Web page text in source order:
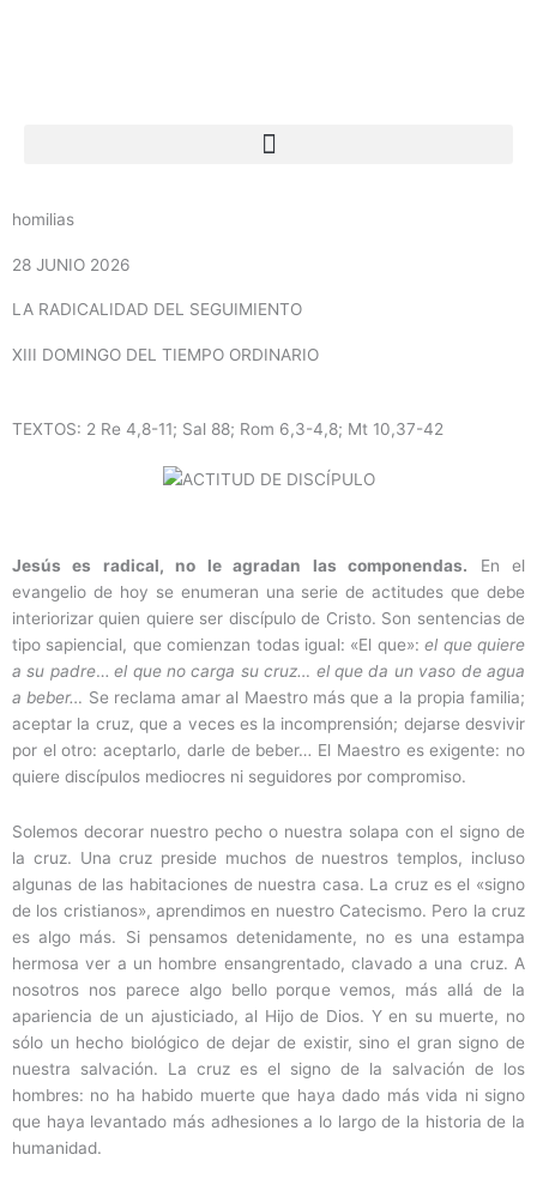
homilias
28 JUNIO 2026
LA RADICALIDAD DEL SEGUIMIENTO
XIII DOMINGO DEL TIEMPO ORDINARIO
TEXTOS: 2 Re 4,8-11; Sal 88; Rom 6,3-4,8; Mt 10,37-42
Jesús es radical, no le agradan las componendas. En el
evangelio de hoy se enumeran una serie de actitudes que debe
interiorizar quien quiere ser discípulo de Cristo. Son sentencias de
tipo sapiencial, que comienzan todas igual: «El que»:el que quiere
a su padre…el que no carga su cruz… el que da un vaso de agua
a beber… Se reclama amar al Maestro más que a la propia familia;
aceptar la cruz, que a veces es la incomprensión; dejarse desvivir
por el otro: aceptarlo, darle de beber… El Maestro es exigente: no
quiere discípulos mediocres ni seguidores por compromiso.
Solemos decorar nuestro pecho o nuestra solapa con el signo de
la cruz. Una cruz preside muchos de nuestros templos, incluso
algunas de las habitaciones de nuestra casa. La cruz es el «signo
de los cristianos», aprendimos en nuestro Catecismo. Pero la cruz
es algo más. Si pensamos detenidamente, no es una estampa
hermosa ver a un hombre ensangrentado, clavado a una cruz. A
nosotros nos parece algo bello porque vemos, más allá de la
apariencia de un ajusticiado, al Hijo de Dios. Y en su muerte, no
sólo un hecho biológico de dejar de existir, sino el gran signo de
nuestra salvación. La cruz es el signo de la salvación de los
hombres: no ha habido muerte que haya dado más vida ni signo
que haya levantado más adhesiones a lo largo de la historia de la
humanidad.